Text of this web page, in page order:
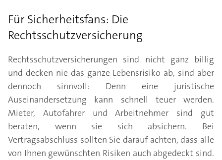
Für Sicherheitsfans: Die
Rechtsschutzversicherung
Rechtsschutzversicherungen sind nicht ganz billig
und decken nie das ganze Lebensrisiko ab, sind aber
dennoch sinnvoll: Denn eine juristische
Auseinandersetzung kann schnell teuer werden.
Mieter, Autofahrer und Arbeitnehmer sind gut
beraten, wenn sie sich absichern. Bei
Vertragsabschluss sollten Sie darauf achten, dass alle
von Ihnen gewünschten Risiken auch abgedeckt sind.